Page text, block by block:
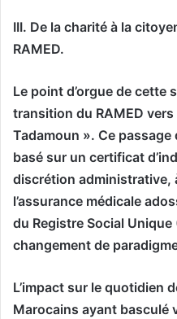
III. De la charité à la
RAMED.
Le point d’orgue de cette
transition du RAMED
Tadamoun ». Ce passage
basé sur un certificat
discrétion administrative,
l’assurance médicale
du Registre Social Unique
changement de
L’impact sur le quotidien
Marocains ayant basculé